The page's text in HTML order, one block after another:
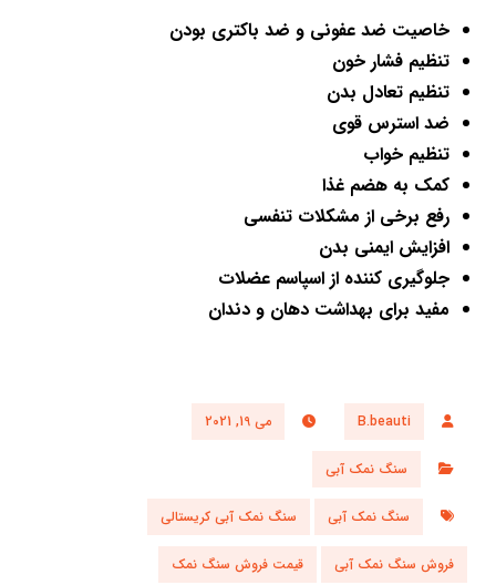
خاصیت ضد عفونی و ضد باکتری بودن
تنظیم فشار خون
تنظیم تعادل بدن
ضد استرس قوی
تنظیم خواب
کمک به هضم غذا
رفع برخی از مشکلات تنفسی
افزایش ایمنی بدن
جلوگیری کننده از اسپاسم عضلات
مفید برای بهداشت دهان و دندان
B.beauti می 19, 2021
سنگ نمک آبی
سنگ نمک آبی سنگ نمک آبی کریستالی
فروش سنگ نمک آبی قیمت فروش سنگ نمک